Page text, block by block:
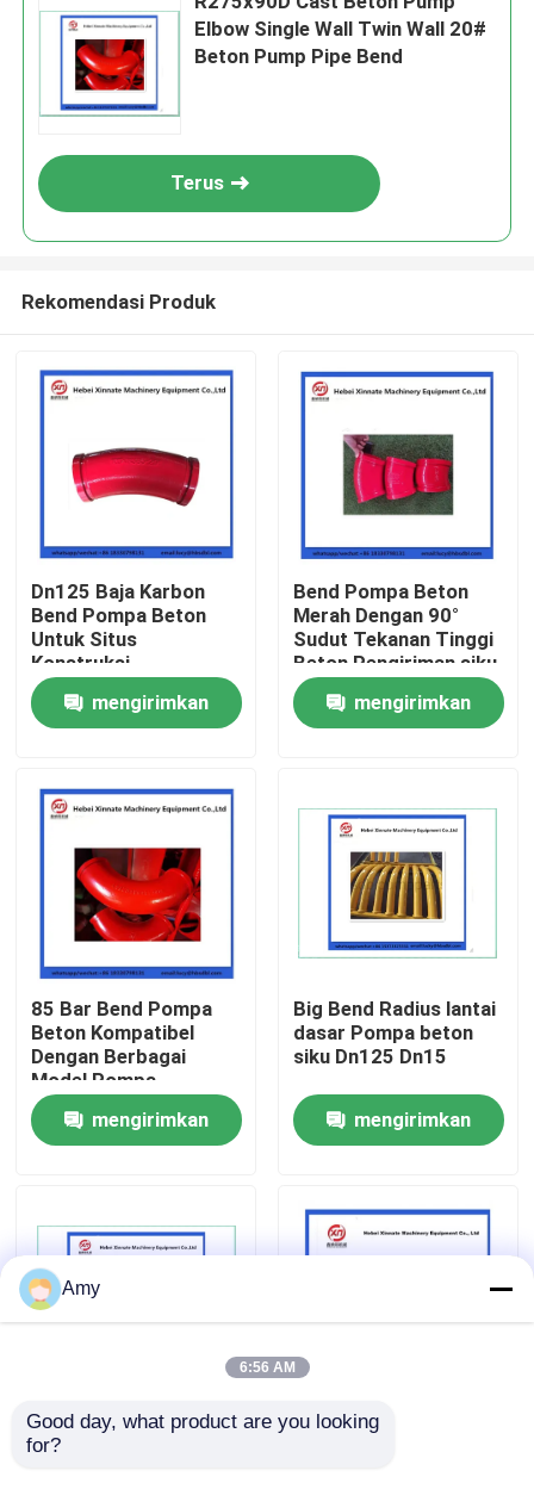
Rumah
Produk
Video
Tentang kita
Wisata pabrik
Hubungi kami
Quote request suatu
Elbow Single Wall Twin Wall 20#
Beton Pump Pipe Bend
Terus
Rekomendasi Produk
Dn125 Baja Karbon
Bend Pompa Beton
Untuk Situs
Konstruksi
mengirimkan
Bend Pompa Beton
Merah Dengan 90°
Sudut Tekanan Tinggi
Beton Pengiriman siku
mengirimkan
85 Bar Bend Pompa
Beton Kompatibel
Dengan Berbagai
Model Pompa
mengirimkan
Big Bend Radius lantai
dasar Pompa beton
siku Dn125 Dn15
mengirimkan
65mn dan paduan baja
beton pompa siku
R275x90D Cast Beton
Amy
6:56 AM
Good day, what product are you looking
for?